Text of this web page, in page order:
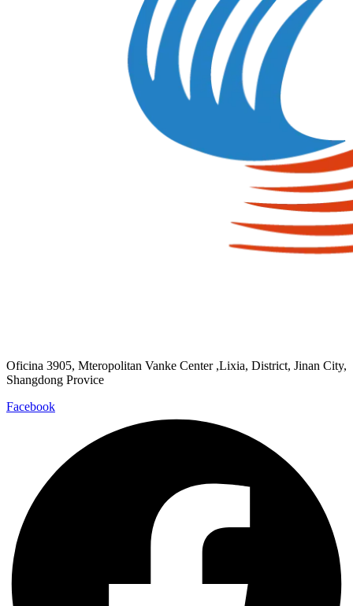
Oficina 3905, Mteropolitan Vanke Center ,Lixia, District, Jinan City,
Shangdong Provice
Facebook